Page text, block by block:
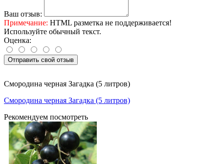
Ваш отзыв:
Примечание: HTML разметка не поддерживается!
Используйте обычный текст.
Оценка:
Отправить свой отзыв
Смородина черная Загадка (5 литров)
Смородина черная Загадка (5 литров)
Рекомендуем посмотреть